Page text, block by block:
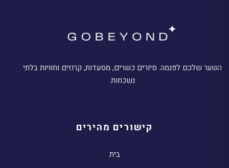
השער שלכם לפנמה. סיורים כשרים, מסעדות, קרוזים וחוויות בלתי
נשכחות.
קישורים מהירים
בית